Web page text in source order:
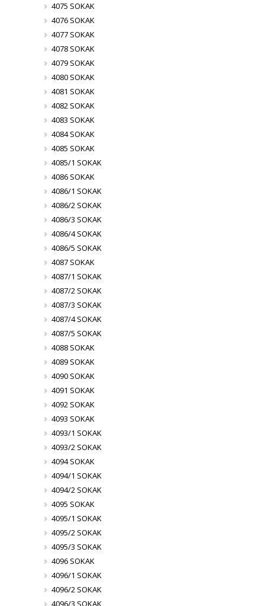
4075 SOKAK
4076 SOKAK
4077 SOKAK
4078 SOKAK
4079 SOKAK
4080 SOKAK
4081 SOKAK
4082 SOKAK
4083 SOKAK
4084 SOKAK
4085 SOKAK
4085/1 SOKAK
4086 SOKAK
4086/1 SOKAK
4086/2 SOKAK
4086/3 SOKAK
4086/4 SOKAK
4086/5 SOKAK
4087 SOKAK
4087/1 SOKAK
4087/2 SOKAK
4087/3 SOKAK
4087/4 SOKAK
4087/5 SOKAK
4088 SOKAK
4089 SOKAK
4090 SOKAK
4091 SOKAK
4092 SOKAK
4093 SOKAK
4093/1 SOKAK
4093/2 SOKAK
4094 SOKAK
4094/1 SOKAK
4094/2 SOKAK
4095 SOKAK
4095/1 SOKAK
4095/2 SOKAK
4095/3 SOKAK
4096 SOKAK
4096/1 SOKAK
4096/2 SOKAK
4096/3 SOKAK